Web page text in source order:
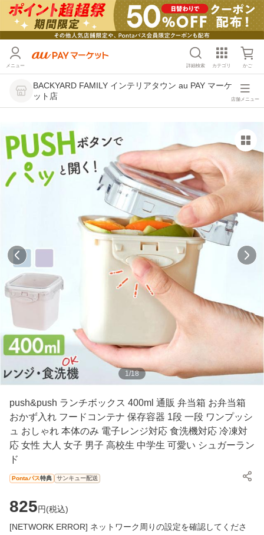
メニュー 詳細検索 カテゴリ かご
BACKYARD FAMILY インテリアタウン au PAY マーケ
ット店
店舗メニュー
1/18
push&push ランチボックス 400ml 通販 弁当箱 お弁当箱
おかず入れ フードコンテナ 保存容器 1段 一段 ワンプッシ
ュ おしゃれ 本体のみ 電子レンジ対応 食洗機対応 冷凍対
応 女性 大人 女子 男子 高校生 中学生 可愛い シュガーラン
ド
Pontaパス特典 サンキュー配送
825円(税込)
[NETWORK ERROR] ネットワーク周りの設定を確認してくださ